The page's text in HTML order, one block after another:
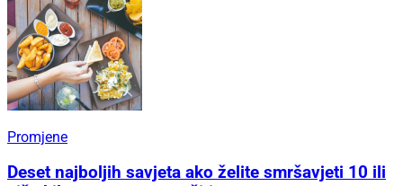
Promjene
Deset najboljih savjeta ako želite smršavjeti 10 ili